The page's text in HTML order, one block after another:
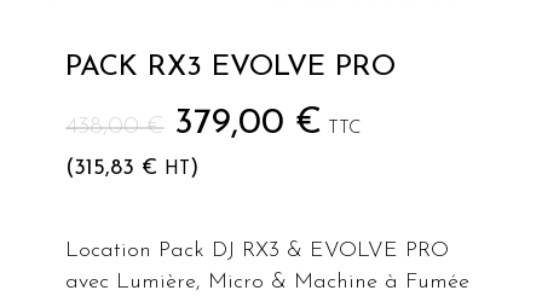
PACK RX3 EVOLVE PRO
438,00€ Le
prix
était :
438,00 €.
379,00 € Le
379,00 €.
TTC
(315,83 € HT )
Location Pack DJ RX3 & EVOLVE PRO
avec Lumière, Micro & Machine à Fumée